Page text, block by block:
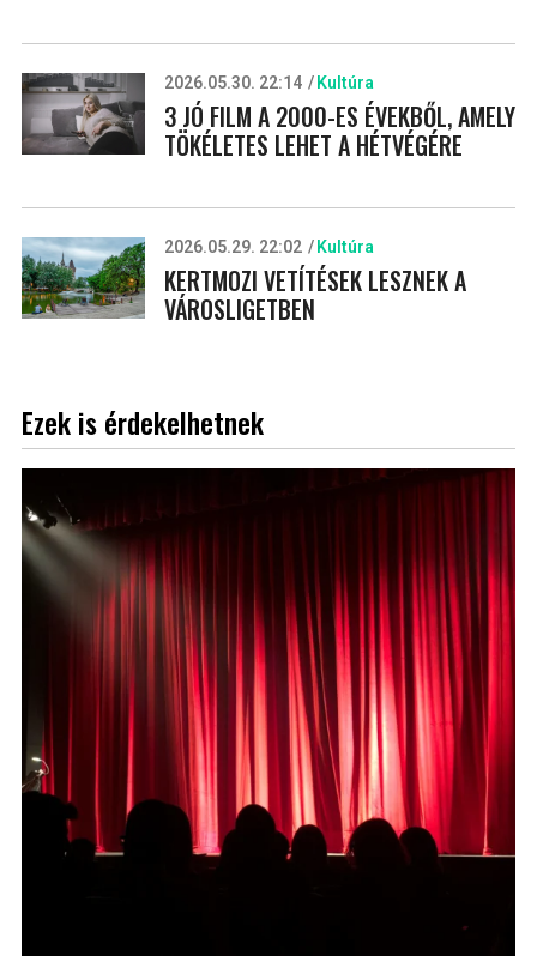
2026.05.30. 22:14 Kultúra
3 JÓ FILM A 2000-ES ÉVEKBŐL, AMELY
TÖKÉLETES LEHET A HÉTVÉGÉRE
2026.05.29. 22:02 Kultúra
KERTMOZI VETÍTÉSEK LESZNEK A
VÁROSLIGETBEN
Ezek is érdekelhetnek